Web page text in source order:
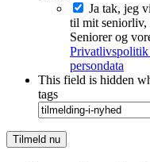
Ja tak, jeg
til mit seniorliv,
Seniorer og
Privatlivspolitik
persondata
This field is hidden
tags